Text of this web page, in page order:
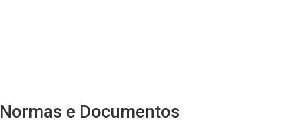
Normas e Documentos